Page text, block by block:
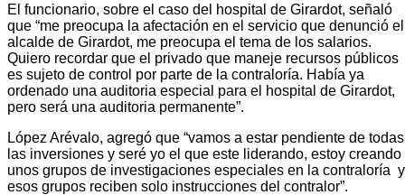
El funcionario, sobre el caso del hospital de Girardot, señaló
que “me preocupa la afectación en el servicio que denunció el
alcalde de Girardot, me preocupa el tema de los salarios.
Quiero recordar que el privado que maneje recursos públicos
es sujeto de control por parte de la contraloría. Había ya
ordenado una auditoria especial para el hospital de Girardot,
pero será una auditoria permanente”.
López Arévalo, agregó que “vamos a estar pendiente de todas
las inversiones y seré yo el que este liderando, estoy creando
unos grupos de investigaciones especiales en la contraloría y
esos grupos reciben solo instrucciones del contralor”.